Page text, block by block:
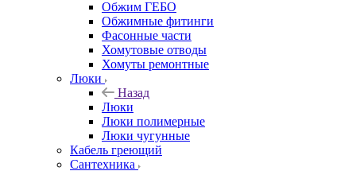
Обжим ГЕБО
Обжимные фитинги
Фасонные части
Хомутовые отводы
Хомуты ремонтные
Люки
Назад
Люки
Люки полимерные
Люки чугунные
Кабель греющий
Сантехника